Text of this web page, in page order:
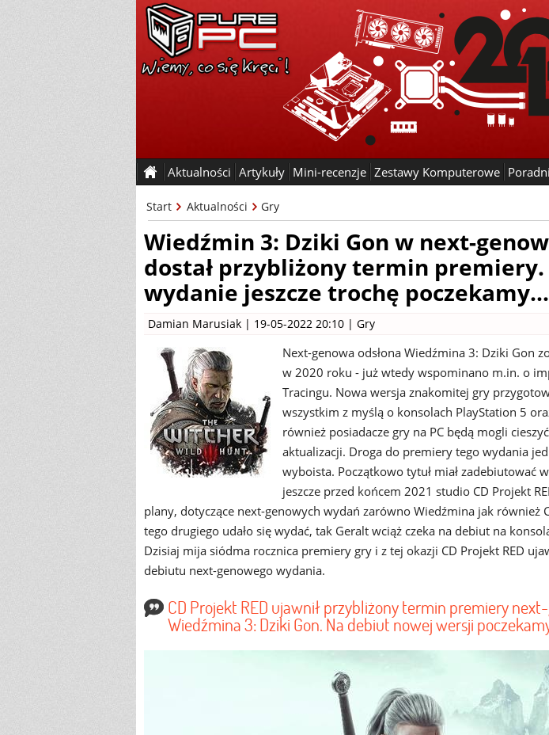
Aktualności Artykuły Mini-recenzje Zestawy Komputerowe
Start Aktualności Gry
Wiedźmin 3: Dziki Gon w next-
dostał przybliżony termin premiery.
wydanie jeszcze trochę poczekamy...
Damian Marusiak | 19-05-2022 20:10 | Gry
Next-genowa odsłona Wiedźmina 3: Dziki Gon
w 2020 roku - już wtedy wspominano m.in. o
Tracingu. Nowa wersja znakomitej gry
wszystkim z myślą o konsolach PlayStation 5
również posiadacze gry na PC będą mogli
aktualizacji. Droga do premiery tego wydania
wyboista. Początkowo tytuł miał zadebiutować
jeszcze przed końcem 2021 studio CD Projekt
plany, dotyczące next-genowych wydań zarówno Wiedźmina jak również
tego drugiego udało się wydać, tak Geralt wciąż czeka na debiut na
Dzisiaj mija siódma rocznica premiery gry i z tej okazji CD Projekt RED
debiutu next-genowego wydania.
CD Projekt RED ujawnił przybliżony termin premiery
Wiedźmina 3: Dziki Gon. Na debiut nowej wersji